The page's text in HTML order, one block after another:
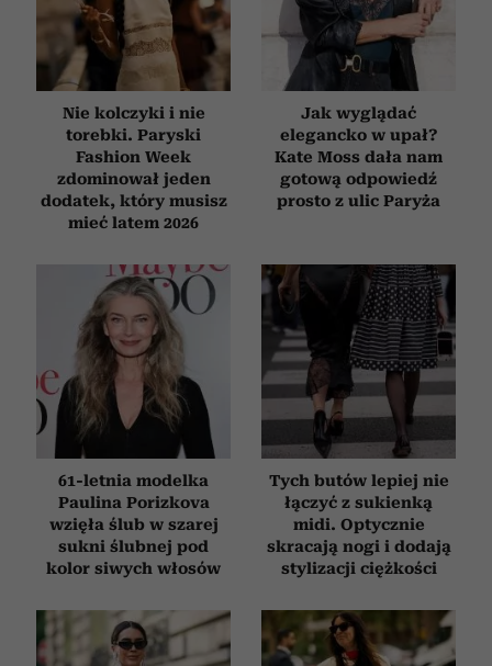
Nie kolczyki i nie
torebki. Paryski
Fashion Week
zdominował jeden
dodatek, który musisz
mieć latem 2026
Jak wyglądać
elegancko w upał?
Kate Moss dała nam
gotową odpowiedź
prosto z ulic Paryża
61-letnia modelka
Paulina Porizkova
wzięła ślub w szarej
sukni ślubnej pod
kolor siwych włosów
Tych butów lepiej nie
łączyć z sukienką
midi. Optycznie
skracają nogi i dodają
stylizacji ciężkości